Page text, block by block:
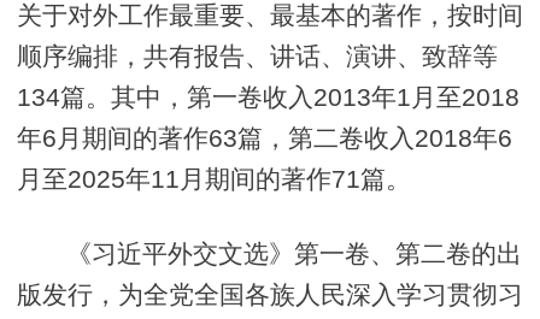
关于对外工作最重要、最基本的著作，按时间
顺序编排，共有报告、讲话、演讲、致辞等
134篇。其中，第一卷收入2013年1月至2018
年6月期间的著作63篇，第二卷收入2018年6
月至2025年11月期间的著作71篇。
《习近平外交文选》第一卷、第二卷的出
版发行，为全党全国各族人民深入学习贯彻习